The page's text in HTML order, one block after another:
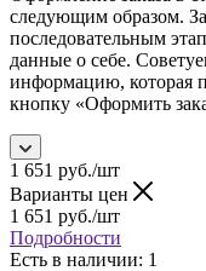
следующим образом.
последовательным
данные о себе.
информацию, которая
кнопку «Оформить
1 651 руб./шт
Варианты цен
1 651 руб./шт
Подробности
Есть в наличии: 1